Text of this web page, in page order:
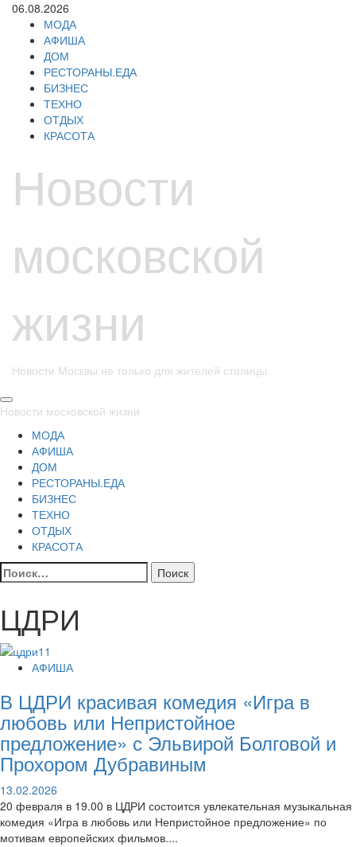
Перейти
содержимому
06.08.2026
МОДА
АФИША
ДОМ
РЕСТОРАНЫ.ЕДА
БИЗНЕС
ТЕХНО
ОТДЫХ
КРАСОТА
Новости
московской
жизни
Новости Москвы не только для жителей столицы.
Основное
Новости московской жизни
МОДА
АФИША
ДОМ
РЕСТОРАНЫ.ЕДА
БИЗНЕС
ТЕХНО
ОТДЫХ
КРАСОТА
Найти:
ЦДРИ
АФИША
В ЦДРИ красивая комедия «Игра в
любовь или Непристойное
предложение» с Эльвирой Болговой и
Прохором Дубравиным
13.02.2026
20 февраля в 19.00 в ЦДРИ состоится увлекательная музыкальная
комедия «Игра в любовь или Непристойное предложение» по
мотивам европейских фильмов....